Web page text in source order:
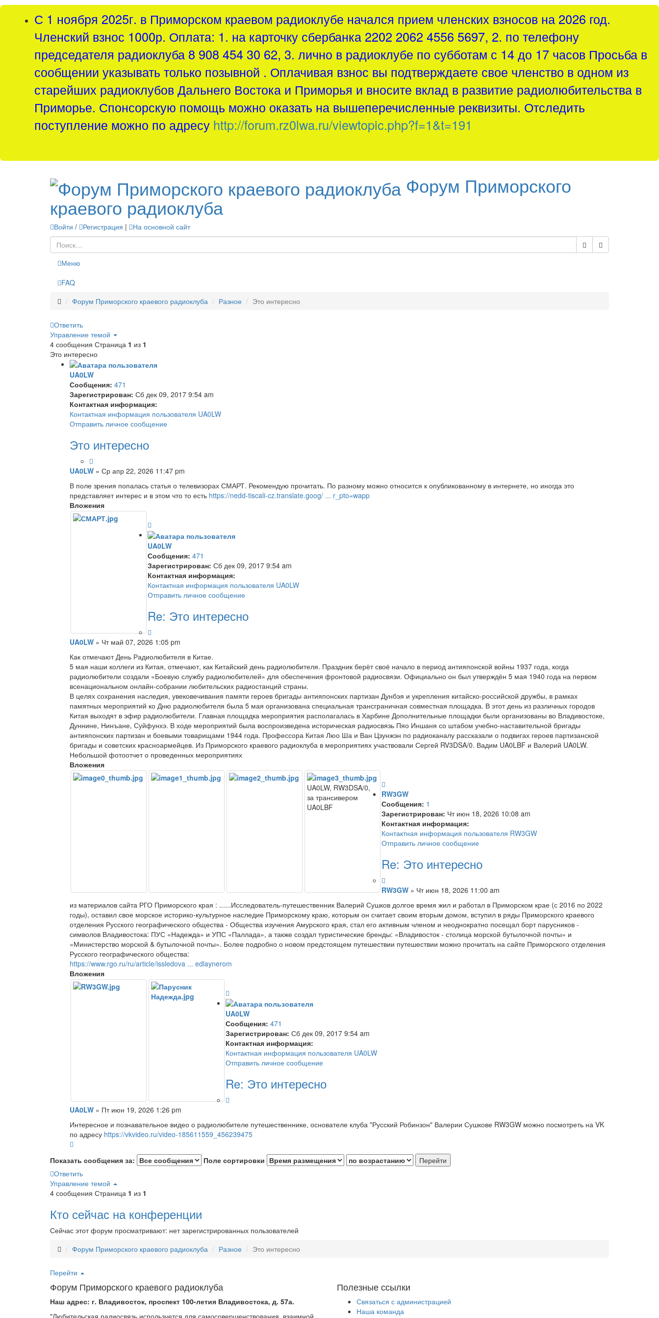
С 1 ноября 2025г. в Приморском краевом радиоклубе начался прием членских взносов на 2026 год.
Членский взнос 1000р. Оплата: 1. на карточку сбербанка 2202 2062 4556 5697, 2. по телефону
председателя радиоклуба 8 908 454 30 62, 3. лично в радиоклубе по субботам с 14 до 17 часов Просьба в
сообщении указывать только позывной . Оплачивая взнос вы подтверждаете свое членство в одном из
старейших радиоклубов Дальнего Востока и Приморья и вносите вклад в развитие радиолюбительства в
Приморье. Спонсорскую помощь можно оказать на вышеперечисленные реквизиты. Отследить
поступление можно по адресу http://forum.rz0lwa.ru/viewtopic.php?f=1&t=191
Форум Приморского
краевого радиоклуба
Войти / Регистрация | На основной сайт
Меню
FAQ
Форум Приморского краевого радиоклуба
Разное Это интересно
Ответить
Управление темой
4 сообщения Страница 1 из 1
Это интересно
UA0LW
Сообщения: 471
Зарегистрирован: Сб дек 09, 2017 9:54 am
Контактная информация:
Контактная информация пользователя UA0LW
Отправить личное сообщение
Это интересно
UA0LW » Ср апр 22, 2026 11:47 pm
В поле зрения попалась статья о телевизорах СМАРТ. Рекомендую прочитать. По разному можно относится к опубликованному в интернете, но иногда это
представляет интерес и в этом что то есть https://nedd-tiscali-cz.translate.goog/ ... r_pto=wapp
Вложения
UA0LW
Сообщения: 471
Зарегистрирован: Сб дек 09, 2017 9:54 am
Контактная информация:
Контактная информация пользователя UA0LW
Отправить личное сообщение
Re: Это интересно
UA0LW » Чт май 07, 2026 1:05 pm
Как отмечают День Радиолюбителя в Китае.
5 мая наши коллеги из Китая, отмечают, как Китайский день радиолюбителя. Праздник берёт своё начало в период антияпонской войны 1937 года, когда
радиолюбители создали «Боевую службу радиолюбителей» для обеспечения фронтовой радиосвязи. Официально он был утверждён 5 мая 1940 года на первом
всенациональном онлайн-собрании любительских радиостанций страны.
В целях сохранения наследия, увековечивания памяти героев бригады антияпонских партизан Дунбэя и укрепления китайско-российской дружбы, в рамках
памятных мероприятий ко Дню радиолюбителя была 5 мая организована специальная трансграничная совместная площадка. В этот день из различных городов
Китая выходят в эфир радиолюбители. Главная площадка мероприятия располагалась в Харбине Дополнительные площадки были организованы во Владивостоке,
Дуннине, Нинъане, Суйфунхэ. В ходе мероприятий была воспроизведена историческая радиосвязь Пяо Иншаня со штабом учебно-наставительной бригады
антияпонских партизан и боевыми товарищами 1944 года. Профессора Китая Люо Ша и Ван Цзунжэн по радиоканалу рассказали о подвигах героев партизанской
бригады и советских красноармейцев. Из Приморского краевого радиоклуба в мероприятиях участвовали Сергей RV3DSA/0. Вадим UA0LBF и Валерий UA0LW.
Небольшой фотоотчет о проведенных мероприятиях
Вложения
UA0LW, RW3DSA/0,
за трансивером
UA0LBF
RW3GW
Сообщения: 1
Зарегистрирован: Чт июн 18, 2026 10:08 am
Контактная информация:
Контактная информация пользователя RW3GW
Отправить личное сообщение
Re: Это интересно
RW3GW » Чт июн 18, 2026 11:00 am
из материалов сайта РГО Приморского края : ......Исследователь-путешественник Валерий Сушков долгое время жил и работал в Приморском крае (с 2016 по 2022
годы), оставил свое морское историко-культурное наследие Приморскому краю, которым он считает своим вторым домом, вступил в ряды Приморского краевого
отделения Русского географического общества - Общества изучения Амурского края, стал его активным членом и неоднократно посещал борт парусников -
символов Владивостока: ПУС «Надежда» и УПС «Паллада», а также создал туристические бренды: «Владивосток - столица морской бутылочной почты» и
«Министерство морской & бутылочной почты». Более подробно о новом предстоящем путешествии путешествии можно прочитать на сайте Приморского отделения
Русского географического общества:
https://www.rgo.ru/ru/article/issledova ... edlaynerom
Вложения
UA0LW
Сообщения: 471
Зарегистрирован: Сб дек 09, 2017 9:54 am
Контактная информация:
Контактная информация пользователя UA0LW
Отправить личное сообщение
Re: Это интересно
UA0LW » Пт июн 19, 2026 1:26 pm
Интересное и познавательное видео о радиолюбителе путешественнике, основателе клуба "Русский Робинзон" Валерии Сушкове RW3GW можно посмотреть на VK
по адресу https://vkvideo.ru/video-185611559_456239475
Показать сообщения за:
Поле сортировки
Ответить
Управление темой
4 сообщения Страница 1 из 1
Кто сейчас на конференции
Сейчас этот форум просматривают: нет зарегистрированных пользователей
Форум Приморского краевого радиоклуба
Разное Это интересно
Перейти
Форум Приморского краевого радиоклуба
Наш адрес: г. Владивосток, проспект 100-летия Владивостока, д. 57а.
"Любительская радиосвязь используется для самосовершенствования, взаимной
Полезные ссылки
Связаться с администрацией
Наша команда